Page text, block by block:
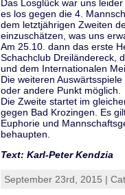
Das Losglück war uns
es los gegen die 4.
dem letztjährigen Zweiten
einzuschätzen, was uns
Am 25.10. dann das erste
Schachclub Dreiländereck,
und dem Internationalen
Die weiteren
oder andere Punkt möglich.
Die Zweite startet im
gegen Bad Krozingen. Es
Euphorie und
behaupten.
Text: Karl-Peter Kendzia
September 23rd, 2015 |